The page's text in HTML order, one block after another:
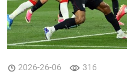
ТехноНаука
Людина
Корисності
Ukraine
2026-26-06 316